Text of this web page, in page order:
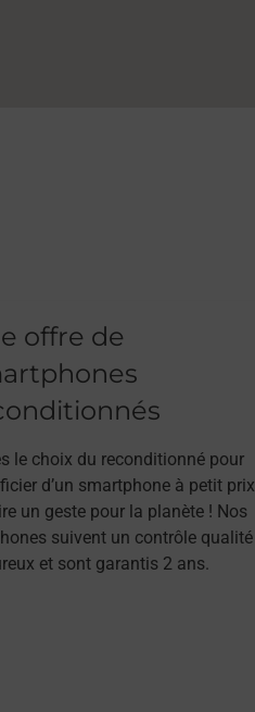
offre de
le choix du reconditionné pour
d’un smartphone à petit prix
un geste pour la planète ! Nos
suivent un contrôle qualité
et sont garantis 2 ans.